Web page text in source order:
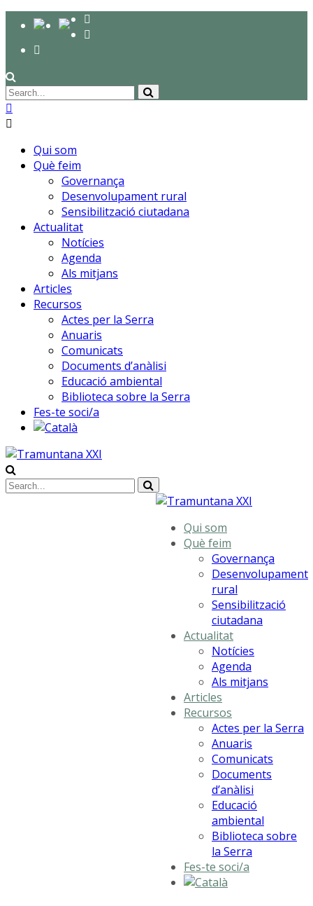
Qui som
Què feim
Governança
Desenvolupament rural
Sensibilització ciutadana
Actualitat
Notícies
Agenda
Als mitjans
Articles
Recursos
Actes per la Serra
Anuaris
Comunicats
Documents d’anàlisi
Educació ambiental
Biblioteca sobre la Serra
Fes-te soci/a
Qui som
Què feim
Governança
Desenvolupament
rural
Sensibilització
ciutadana
Actualitat
Notícies
Agenda
Als mitjans
Articles
Recursos
Actes per la Serra
Anuaris
Comunicats
Documents
d’anàlisi
Educació
ambiental
Biblioteca sobre
la Serra
Fes-te soci/a